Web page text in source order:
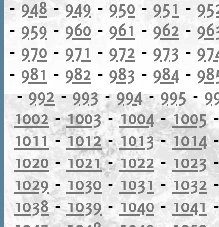
-948-949 - 950 - 951 -
- 959 - 960 - 961 - 962 -
- 970 - 971 - 972 - 973 -
- 981 - 982 - 983 - 984 -
-992-993-994- 995 -
1002-1003-1004-1005
1011-1012-1013-1014
1020 - 1021-1022 - 1023
1029 -1030- 1031 -1032
1038-1039 - 1040- 1041